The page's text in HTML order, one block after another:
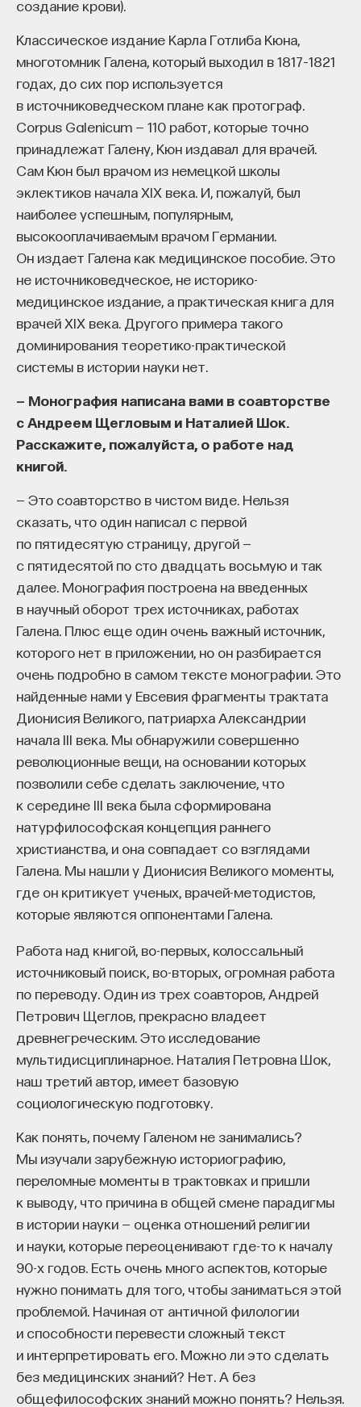
создание крови).
Классическое издание Карла Готлиба Кюна,
многотомник Галена, который выходил в 1817–1821
годах, до сих пор используется
в источниковедческом плане как протограф.
Corpus Galenicum — 110 работ, которые точно
принадлежат Галену, Кюн издавал для врачей.
Сам Кюн был врачом из немецкой школы
эклектиков начала XIX века. И, пожалуй, был
наиболее успешным, популярным,
высокооплачиваемым врачом Германии.
Он издает Галена как медицинское пособие. Это
не источниковедческое, не историко-
медицинское издание, а практическая книга для
врачей XIX века. Другого примера такого
доминирования теоретико-практической
системы в истории науки нет.
— Монография написана вами в соавторстве
с Андреем Щегловым и Наталией Шок.
Расскажите, пожалуйста, о работе над
книгой.
— Это соавторство в чистом виде. Нельзя
сказать, что один написал с первой
по пятидесятую страницу, другой —
с пятидесятой по сто двадцать восьмую и так
далее. Монография построена на введенных
в научный оборот трех источниках, работах
Галена. Плюс еще один очень важный источник,
которого нет в приложении, но он разбирается
очень подробно в самом тексте монографии. Это
найденные нами у Евсевия фрагменты трактата
Дионисия Великого, патриарха Александрии
начала III века. Мы обнаружили совершенно
революционные вещи, на основании которых
позволили себе сделать заключение, что
к середине III века была сформирована
натурфилософская концепция раннего
христианства, и она совпадает со взглядами
Галена. Мы нашли у Дионисия Великого моменты,
где он критикует ученых, врачей-методистов,
которые являются оппонентами Галена.
Работа над книгой, во-первых, колоссальный
источниковый поиск, во-вторых, огромная работа
по переводу. Один из трех соавторов, Андрей
Петрович Щеглов, прекрасно владеет
древнегреческим. Это исследование
мультидисциплинарное. Наталия Петровна Шок,
наш третий автор, имеет базовую
социологическую подготовку.
Как понять, почему Галеном не занимались?
Мы изучали зарубежную историографию,
переломные моменты в трактовках и пришли
к выводу, что причина в общей смене парадигмы
в истории науки — оценка отношений религии
и науки, которые переоценивают где-то к началу
90-х годов. Есть очень много аспектов, которые
нужно понимать для того, чтобы заниматься этой
проблемой. Начиная от античной филологии
и способности перевести сложный текст
и интерпретировать его. Можно ли это сделать
без медицинских знаний? Нет. А без
общефилософских знаний можно понять? Нельзя.